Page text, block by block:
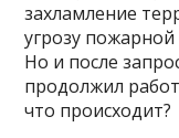
захламление
угрозу пожарной
Но и после
продолжил
что происходит?